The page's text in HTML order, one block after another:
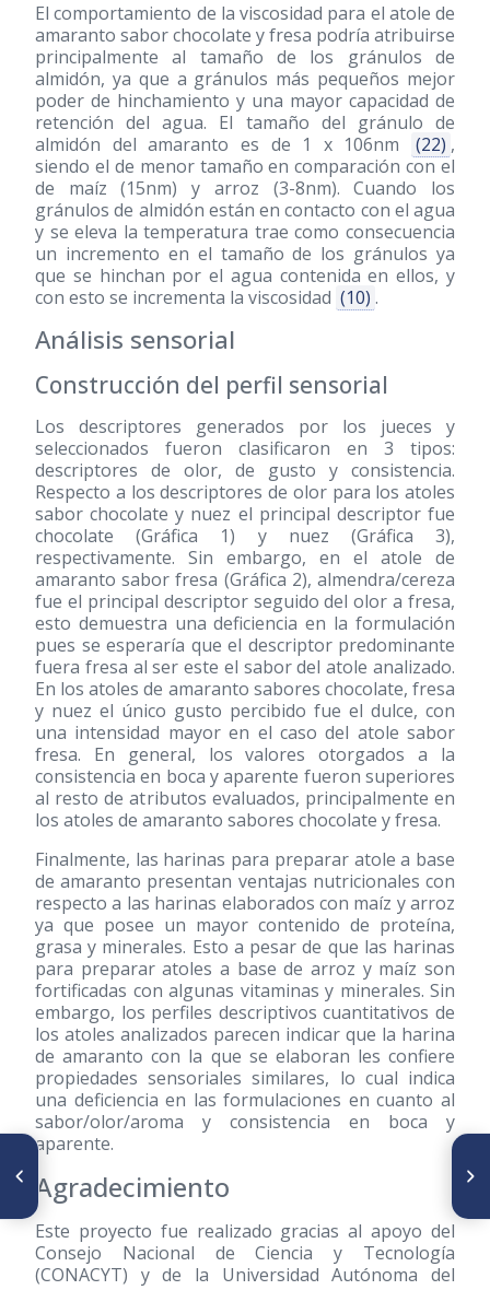
El comportamiento de la viscosidad para el atole de
amaranto sabor chocolate y fresa podría atribuirse
principalmente al tamaño de los gránulos de
almidón, ya que a gránulos más pequeños mejor
poder de hinchamiento y una mayor capacidad de
retención del agua. El tamaño del gránulo de
almidón del amaranto es de 1 x 106nm
(22) ,
siendo el de menor tamaño en comparación con el
de maíz (15nm) y arroz (3-8nm). Cuando los
gránulos de almidón están en contacto con el agua
y se eleva la temperatura trae como consecuencia
un incremento en el tamaño de los gránulos ya
que se hinchan por el agua contenida en ellos, y
con esto se incrementa la viscosidad (10) .
Análisis sensorial
Construcción del perfil sensorial
Los descriptores generados por los jueces y
seleccionados fueron clasificaron en 3 tipos:
descriptores de olor, de gusto y consistencia.
Respecto a los descriptores de olor para los atoles
sabor chocolate y nuez el principal descriptor fue
chocolate (Gráfica 1) y nuez (Gráfica 3),
respectivamente. Sin embargo, en el atole de
amaranto sabor fresa (Gráfica 2), almendra/cereza
fue el principal descriptor seguido del olor a fresa,
esto demuestra una deficiencia en la formulación
pues se esperaría que el descriptor predominante
fuera fresa al ser este el sabor del atole analizado.
En los atoles de amaranto sabores chocolate, fresa
y nuez el único gusto percibido fue el dulce, con
una intensidad mayor en el caso del atole sabor
fresa. En general, los valores otorgados a la
consistencia en boca y aparente fueron superiores
al resto de atributos evaluados, principalmente en
los atoles de amaranto sabores chocolate y fresa.
Finalmente, las harinas para preparar atole a base
de amaranto presentan ventajas nutricionales con
respecto a las harinas elaborados con maíz y arroz
ya que posee un mayor contenido de proteína,
grasa y minerales. Esto a pesar de que las harinas
para preparar atoles a base de arroz y maíz son
fortificadas con algunas vitaminas y minerales. Sin
embargo, los perfiles descriptivos cuantitativos de
los atoles analizados parecen indicar que la harina
de amaranto con la que se elaboran les confiere
propiedades sensoriales similares, lo cual indica
una deficiencia en las formulaciones en cuanto al
sabor/olor/aroma y consistencia en boca y
aparente.
Agradecimiento
Este proyecto fue realizado gracias al apoyo del
Consejo Nacional de Ciencia y Tecnología
(CONACYT) y de la Universidad Autónoma del
ARTÍCULO ANTERIOR
Evaluación microbiológica de
alimentos listos para
pequeñas industrias
costarricenses
capacity of tomatoes during
thermal processing